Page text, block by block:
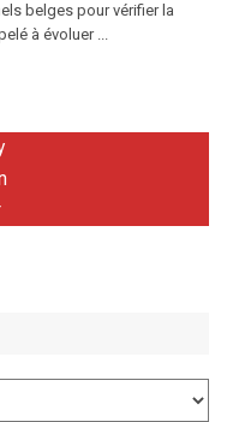
belges pour vérifier la
à évoluer ...